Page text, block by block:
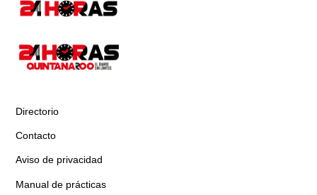
Directorio
Contacto
Aviso de privacidad
Manual de prácticas